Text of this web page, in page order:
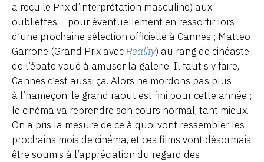
a reçu le Prix d’interprétation masculine) aux
oubliettes – pour éventuellement en ressortir lors
d’une prochaine sélection officielle à Cannes ; Matteo
Garrone (Grand Prix avecReality) au rang de cinéaste
de l’épate voué à amuser la galerie. Il faut s’y faire,
Cannes c’est aussi ça. Alors ne mordons pas plus
à l’hameçon, le grand raout est fini pour cette année ;
le cinéma va reprendre son cours normal, tant mieux.
On a pris la mesure de ce à quoi vont ressembler les
prochains mois de cinéma, et ces films vont désormais
être soumis à l’appréciation du regard des